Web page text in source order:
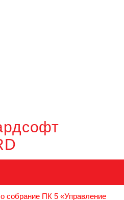
собрание ПК 5 «Управление